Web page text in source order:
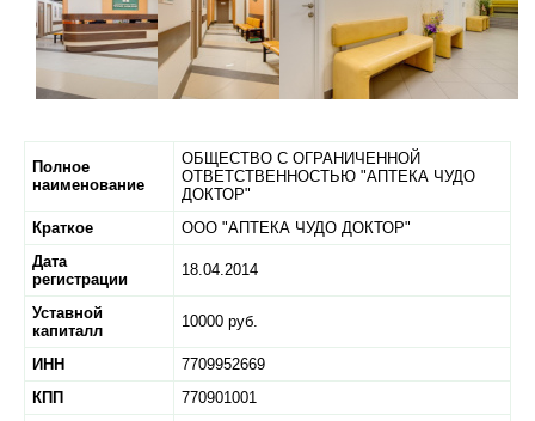
Полное
наименование
ОБЩЕСТВО С ОГРАНИЧЕННОЙ
ОТВЕТСТВЕННОСТЬЮ "АПТЕКА ЧУДО
ДОКТОР"
Краткое
ООО "АПТЕКА ЧУДО ДОКТОР"
Дата
регистрации
18.04.2014
Уставной
капиталл
10000 руб.
ИНН
7709952669
КПП
770901001